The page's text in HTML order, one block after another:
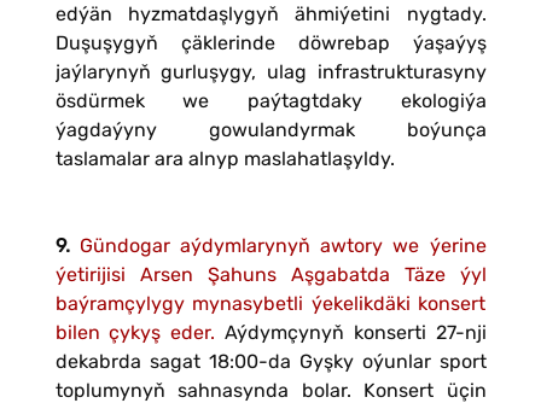
edýän hyzmatdaşlygyň ähmiýetini nygtady.
Duşuşygyň çäklerinde döwrebap ýaşaýyş
jaýlarynyň gurluşygy, ulag infrastrukturasyny
ösdürmek we paýtagtdaky ekologiýa
ýagdaýyny gowulandyrmak boýunça
taslamalar ara alnyp maslahatlaşyldy.
9. Gündogar aýdymlarynyň awtory we ýerine
ýetirijisi Arsen Şahuns Aşgabatda Täze ýyl
baýramçylygy mynasybetli ýekelikdäki konsert
bilen çykyş eder. Aýdymçynyň konserti 27-nji
dekabrda sagat 18:00-da Gyşky oýunlar sport
toplumynyň sahnasynda bolar. Konsert üçin